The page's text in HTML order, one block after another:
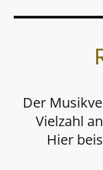
Der
Vielzahl
Hier